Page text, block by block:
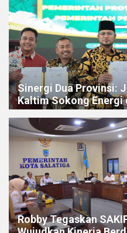
Sinergi Dua Provinsi:
Kaltim Sokong Energi
Robby Tegaskan